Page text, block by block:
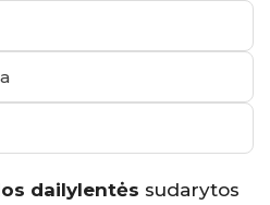
dailylentės sudarytos